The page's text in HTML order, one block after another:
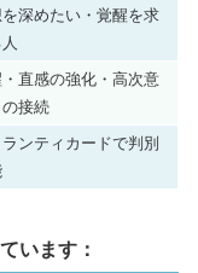
深めたい・覚醒を求
直感の強化・高次意
接続
ランティカードで判別
います：